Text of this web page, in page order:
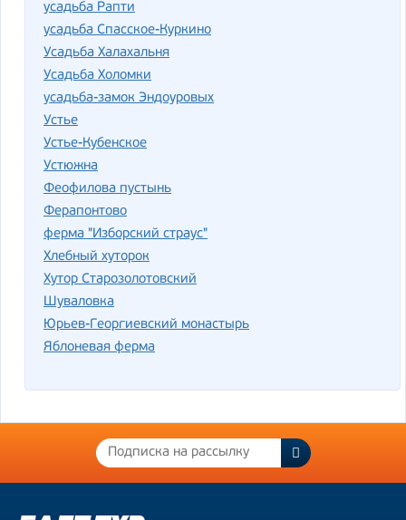
усадьба Рапти
усадьба Спасское-Куркино
Усадьба Халахальня
Усадьба Холомки
усадьба-замок Эндоуровых
Устье
Устье-Кубенское
Устюжна
Феофилова пустынь
Ферапонтово
ферма "Изборский страус"
Хлебный хуторок
Хутор Старозолотовский
Шуваловка
Юрьев-Георгиевский монастырь
Яблоневая ферма